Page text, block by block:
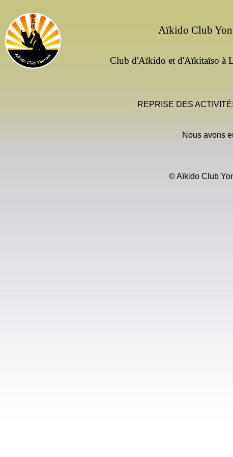
to
content
Aïkido Club
Club d'Aïkido et d'Aïkitaïso à
REPRISE DES
Nous avons
© Aïkido Club